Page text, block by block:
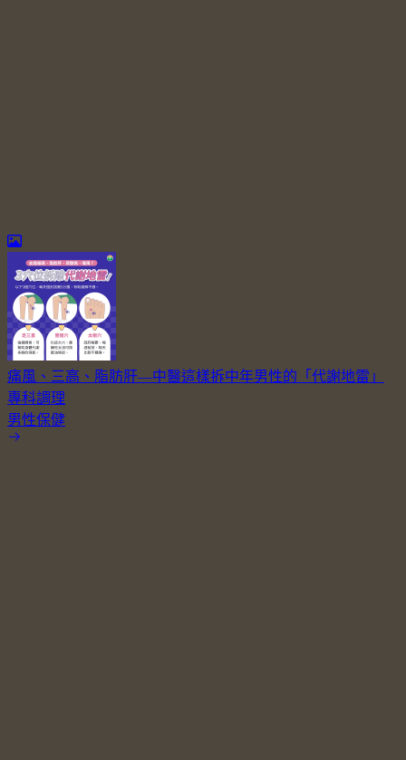
痛風、三高、脂肪肝—中醫這樣拆中年男性的「代謝地雷」
專科調理
男性保健